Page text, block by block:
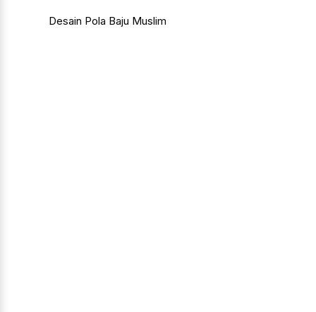
Desain Pola Baju Muslim